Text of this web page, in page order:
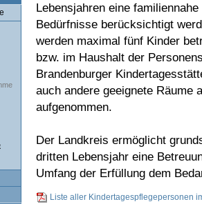
Lebensjahren eine familiennahe
Bedürfnisse berücksichtigt
werden maximal fünf Kinder
bzw. im Haushalt der
Brandenburger
auch andere geeignete Räume
aufgenommen.
Der Landkreis ermöglicht
dritten Lebensjahr eine
Umfang der Erfüllung dem
Liste aller Kindertagespflegepersonen